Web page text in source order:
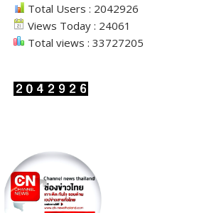
Total Users : 2042926
Views Today : 24061
Total views : 33727205